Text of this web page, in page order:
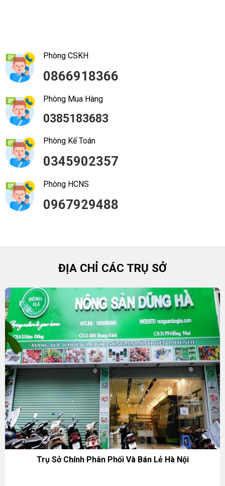
Phòng CSKH
0866918366
Phòng Mua Hàng
0385183683
Phòng Kế Toán
0345902357
Phòng HCNS
0967929488
ĐỊA CHỈ CÁC TRỤ SỞ
Trụ Sở Chính Phân Phối Và Bán Lẻ Hà Nội